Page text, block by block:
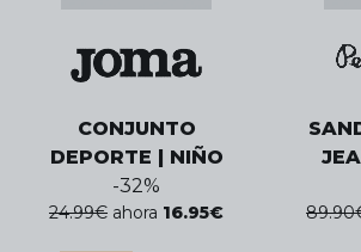
CONJUNTO
DEPORTE | NIÑO
-32%
24.99€ ahora 16.95€ 89.90